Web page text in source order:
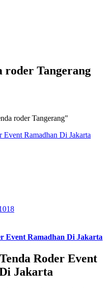
roder Tangerang
roder Tangerang"
Event Ramadhan Di Jakarta
Roder Event
Jakarta